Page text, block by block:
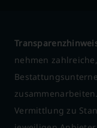
nehmen
Vermittlung zu